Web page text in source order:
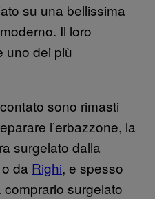
su una bellissima
Il loro
uno dei più
sono rimasti
l’erbazzone, la
surgelato dalla
o da Righi, e spesso
surgelato